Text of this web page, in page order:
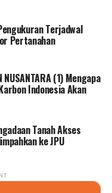
Terjadwal
Pertanahan
NUSANTARA (1) Mengapa
Indonesia Akan
Tanah Akses
ke JPU